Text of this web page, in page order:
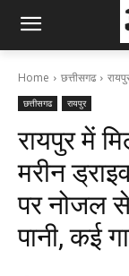
Home छत्तीसगढ
छत्तीसगढ रायपुर
रायपुर में
मरीन
पर नोजल
पानी, कई